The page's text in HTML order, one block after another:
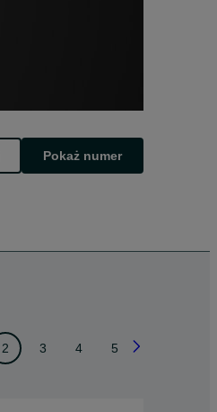
Pokaż numer
2 3 4 5